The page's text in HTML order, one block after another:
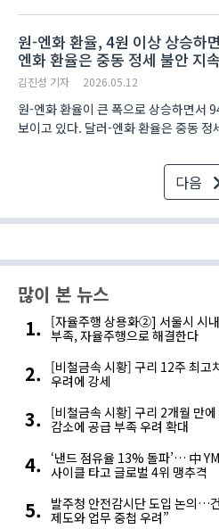
벤틀
앰배서
원-엔화 환율, 4원 이상 상승
엔화 환율은 중동 정세 불안 지
하락
김진성 기자 2026.05.12
원-엔화 환율이 큰 폭으로 상승하면서
보이고 있다. 달러-엔화 환율은 중동 정
개장 시점보다 4.16원 상승한 1..
다음
많이 본 뉴스
[자율주행 상용화②] 서울시 시
부족, 자율주행으로 해결한다
[비철금속 시황] 구리 12주 최
우려에 강세
[비철금속 시황] 구리 2개월 만
감소에 공급 부족 우려 확대
‘낸드 점유율 13% 돌파’… 中
사이클 타고 글로벌 4위 맹추격
발주청 안전감시단 도입 논의…
제도와 업무 중첩 우려”